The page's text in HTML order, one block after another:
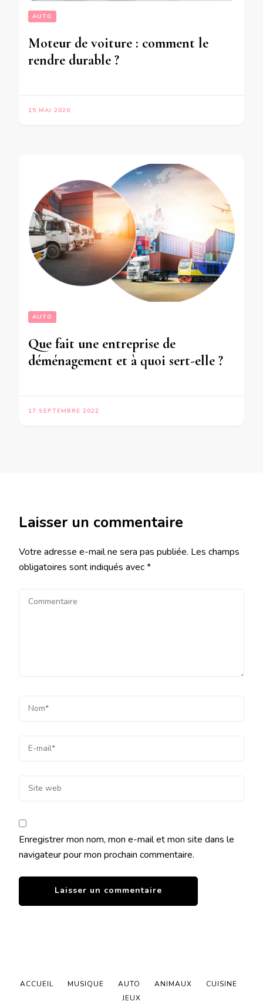
AUTO
Moteur de voiture : comment le
rendre durable ?
15 MAI 2020
AUTO
Que fait une entreprise de
déménagement et à quoi sert-elle ?
17 SEPTEMBRE 2022
Laisser un commentaire
Votre adresse e-mail ne sera pas publiée. Les champs
obligatoires sont indiqués avec*
Enregistrer mon nom, mon e-mail et mon site dans le
navigateur pour mon prochain commentaire.
ACCUEIL MUSIQUE AUTO ANIMAUX
CUISINE
JEUX